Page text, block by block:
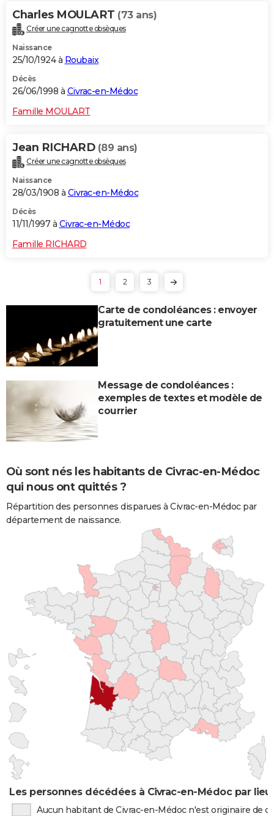
Charles MOULART (73 ans)
Créer une cagnotte obsèques
Naissance
25/10/1924 à Roubaix
Décès
26/06/1998 à Civrac-en-Médoc
Famille MOULART
Jean RICHARD (89 ans)
Créer une cagnotte obsèques
Naissance
28/03/1908 à Civrac-en-Médoc
Décès
11/11/1997 à Civrac-en-Médoc
Famille RICHARD
1 2 3
Carte de condoléances : envoyer
gratuitement une carte
Message de condoléances :
exemples de textes et modèle de
courrier
Où sont nés les habitants de Civrac-en-Médoc
qui nous ont quittés ?
Répartition des personnes disparues à Civrac-en-Médoc par
département de naissance.
Les personnes décédées à Civrac-en-Médoc par
Aucun habitant de Civrac-en-Médoc n'est originaire de